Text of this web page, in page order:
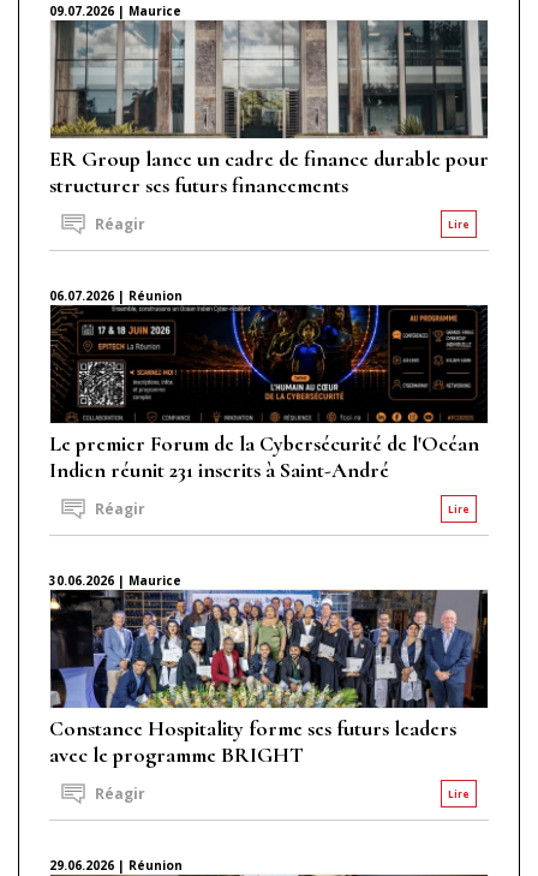
09.07.2026 | Maurice
ER Group lance un cadre de finance durable pour
structurer ses futurs financements
Lire
Réagir
06.07.2026 | Réunion
Le premier Forum de la Cybersécurité de l'Océan
Indien réunit 231 inscrits à Saint-André
Lire
Réagir
30.06.2026 | Maurice
Constance Hospitality forme ses futurs leaders
avec le programme BRIGHT
Lire
Réagir
29.06.2026 | Réunion